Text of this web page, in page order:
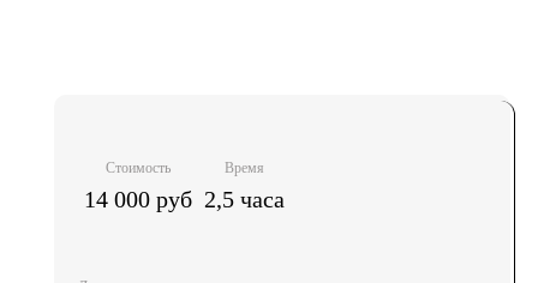
Стоимость Время
14 000 руб 2,5 часа